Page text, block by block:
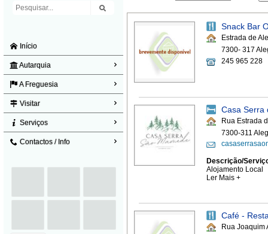
Início
Autarquia
A Freguesia
Visitar
Serviços
Contactos / Info
Snack Bar
Estrada de
7300- 317
245 965 228
Casa Serra
Rua Estrada
7300-311
Descrição/
Alojamento Local
Ler Mais +
Café -
Rua Joaquim